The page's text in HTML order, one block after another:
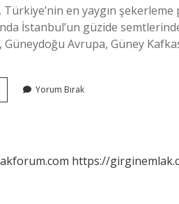
en yaygın
İstanbul’un güzide
Güneydoğu Avrupa, Güney
Yorum Bırak
https://